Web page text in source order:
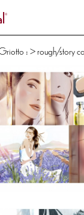
: > rough/story